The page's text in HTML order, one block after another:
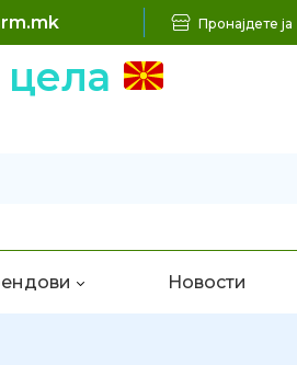
Пронајдете ја
Новости